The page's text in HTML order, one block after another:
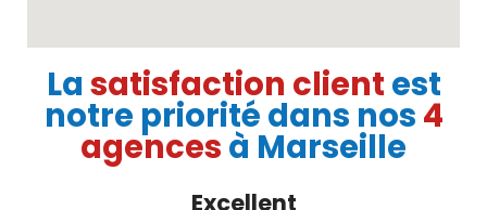
La satisfaction client est
notre priorité dans nos 4
agences à Marseille
Excellent